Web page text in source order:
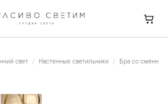
свет Настенные светильники Бра со сменной